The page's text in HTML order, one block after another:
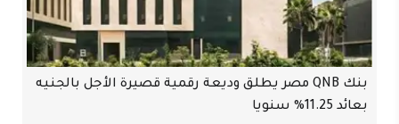
بنك QNB مصر يطلق وديعة رقمية قصيرة الأجل بالجنيه
بعائد 11.25% سنويا